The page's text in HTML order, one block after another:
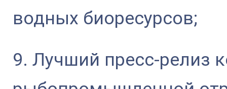
водных биоресурсов;
9. Лучший пресс-релиз